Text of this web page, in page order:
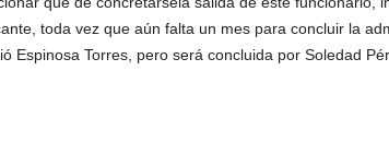
toda vez que aún falta un mes para concluir la
Espinosa Torres, pero será concluida por Soledad